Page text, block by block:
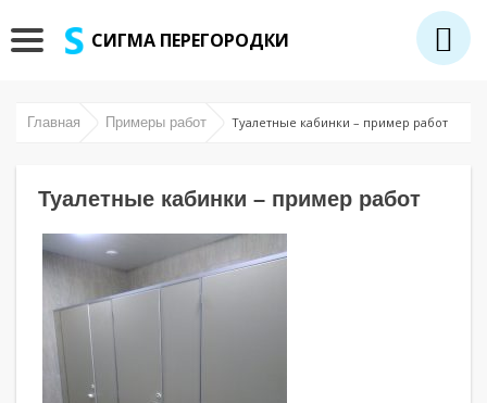
СИГМА ПЕРЕГОРОДКИ
Главная Примеры работ Туалетные кабинки – пример работ
Туалетные кабинки – пример работ